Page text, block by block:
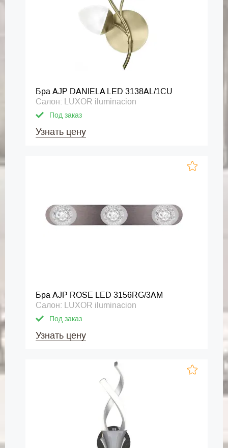
Бра AJP DANIELA LED 3138AL/1CU
Салон: LUXOR iluminacion
Под заказ
Узнать цену
Бра AJP ROSE LED 3156RG/3AM
Салон: LUXOR iluminacion
Под заказ
Узнать цену